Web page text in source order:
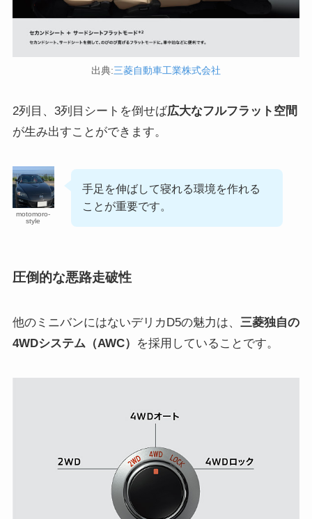
出典:三菱自動車工業株式会社
2列目、3列目シートを倒せば広大なフルフラット空間
が生み出すことができます。
motomoro-
style
手足を伸ばして寝れる環境を作れる
ことが重要です。
圧倒的な悪路走破性
他のミニバンにはないデリカD5の魅力は、 三菱独自の
4WDシステム（AWC）
を採用していることです。